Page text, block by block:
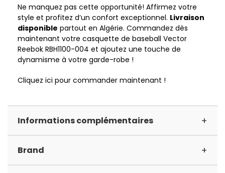
Ne manquez pas cette opportunité! Affirmez votre
style et profitez d’un confort exceptionnel. Livraison
disponible partout en Algérie. Commandez dès
maintenant votre casquette de baseball Vector
Reebok RBH1100-004 et ajoutez une touche de
dynamisme à votre garde-robe !
Cliquez ici pour commander maintenant !
Informations complémentaires +
Brand +